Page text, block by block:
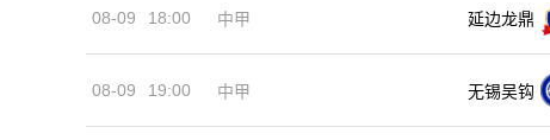
08-09 18:00 中甲 延边龙鼎
08-09 19:00 中甲 无锡吴钩